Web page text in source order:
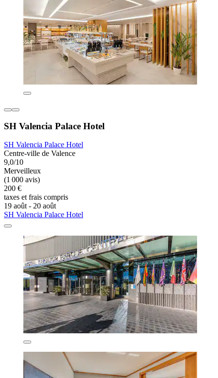
SH Valencia Palace Hotel
SH Valencia Palace Hotel
Centre-ville de Valence
9,0/10
Merveilleux
(1 000 avis)
200 €
taxes et frais compris
19 août - 20 août
SH Valencia Palace Hotel